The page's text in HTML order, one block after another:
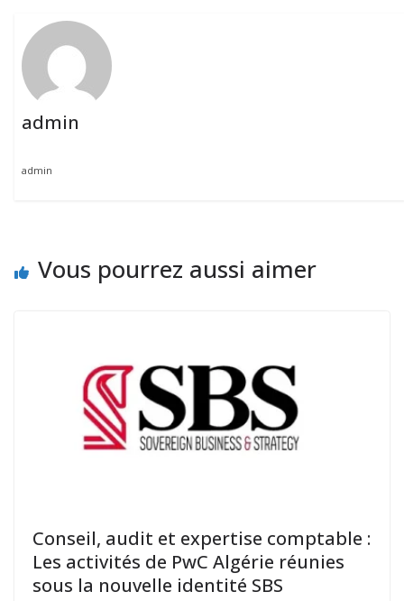
admin
admin
Vous pourrez aussi aimer
Conseil, audit et expertise comptable :
Les activités de PwC Algérie réunies
sous la nouvelle identité SBS